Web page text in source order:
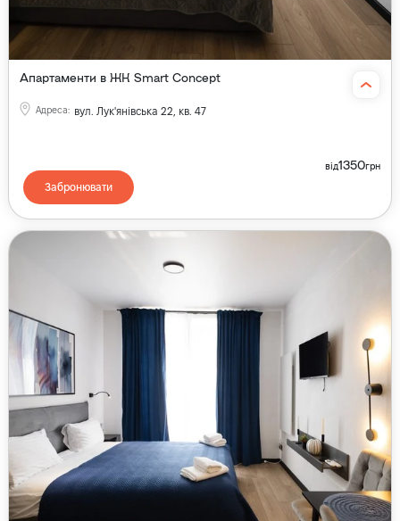
Апартаменти в ЖК Smart Concept
Адреса: вул. Лук'янівська 22, кв. 47
від1350грн
Забронювати